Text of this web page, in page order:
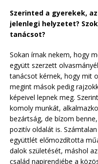
Szerinted a gyerekek,
jelenlegi helyzetet?
tanácsot?
Sokan írnak nekem, hogy
együtt szerzett
tanácsot kérnek, hogy mit
megint mások pedig
képeivel lepnek meg.
komoly munkát,
bezártság, de bízom
pozitív oldalát is.
együttlét előmozdította
dalok születését, máshol
család napirendjébe a